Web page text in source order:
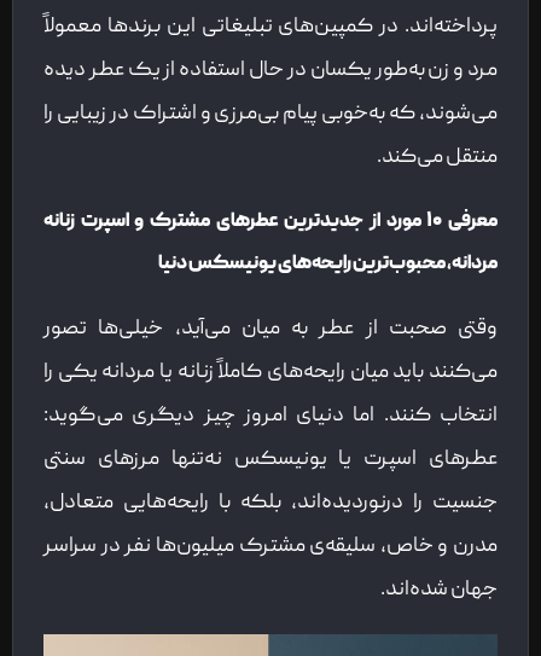
پرداخته‌اند. در کمپین‌های تبلیغاتی این برندها معمولاً
مرد و زن به‌طور یکسان در حال استفاده از یک عطر دیده
می‌شوند، که به‌خوبی پیام بی‌مرزی و اشتراک در زیبایی را
منتقل می‌کند.
معرفی ۱۰ مورد از جدیدترین عطرهای مشترک و اسپرت زنانه
مردانه، محبوب‌ترین رایحه‌های یونیسکس دنیا
وقتی صحبت از عطر به میان می‌آید، خیلی‌ها تصور
می‌کنند باید میان رایحه‌های کاملاً زنانه یا مردانه یکی را
انتخاب کنند. اما دنیای امروز چیز دیگری می‌گوید:
عطرهای اسپرت یا یونیسکس نه‌تنها مرزهای سنتی
جنسیت را درنوردیده‌اند، بلکه با رایحه‌هایی متعادل،
مدرن و خاص، سلیقه‌ی مشترک میلیون‌ها نفر در سراسر
جهان شده‌اند.